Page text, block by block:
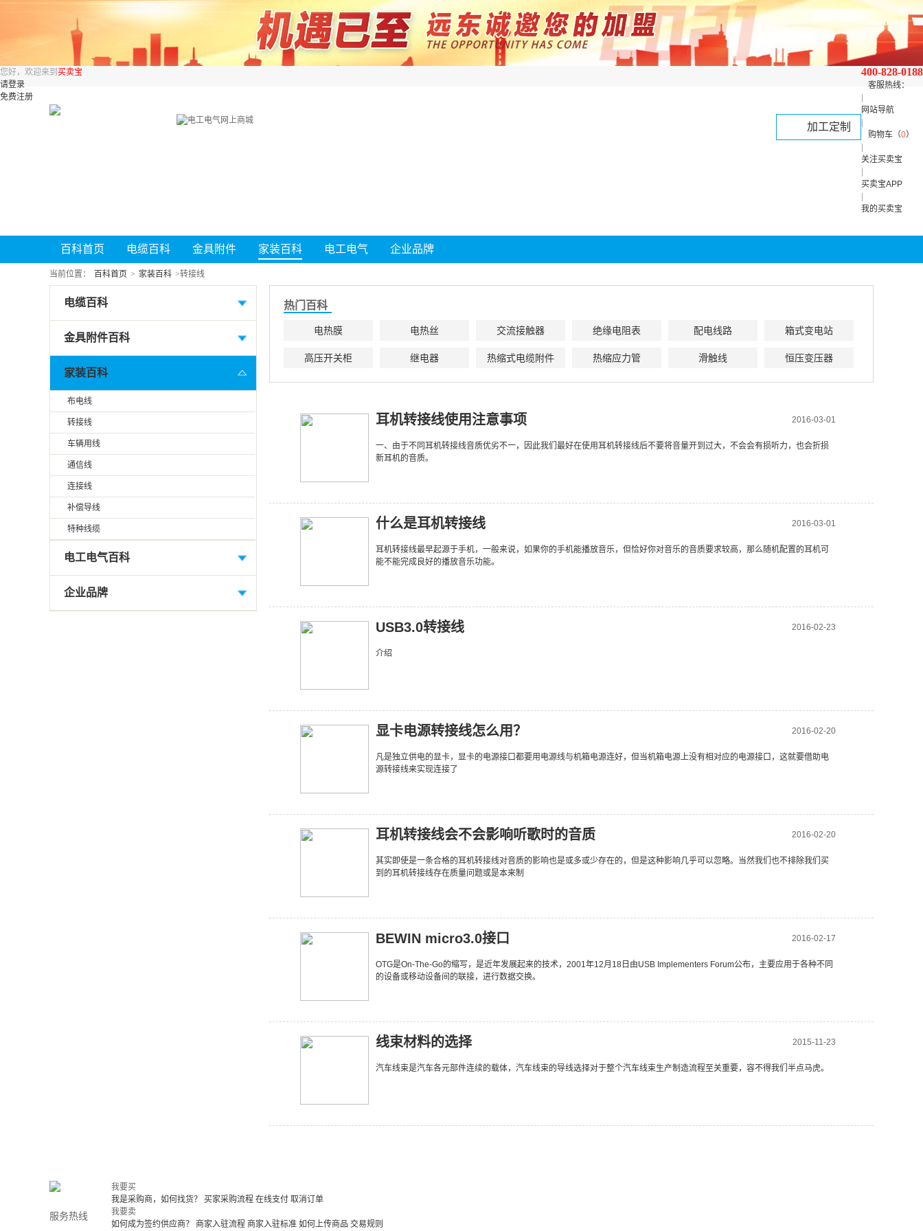
400-828-0188
客服热线：
网站导航
购物车（0）
关注买卖宝
买卖宝APP
我的买卖宝
您好，欢迎来到 买卖宝
请登录
免费注册
加工定制
百科首页 电缆百科 金具附件 家装百科 电工电气 企业品牌
当前位置： 百科首页 > 家装百科 >转接线
电缆百科
金具附件百科
家装百科
布电线
转接线
车辆用线
通信线
连接线
补偿导线
特种线缆
电工电气百科
企业品牌
热门百科
电热膜 电热丝 交流接触器 绝缘电阻表 配电线路 箱式变电站
高压开关柜 继电器 热缩式电缆附件 热缩应力管 滑触线 恒压变压器
耳机转接线使用注意事项 2016-03-01
一、由于不同耳机转接线音质优劣不一，因此我们最好在使用耳机转接线后不要将音量开到过大，不会会有损听力，也会折损
新耳机的音质。
什么是耳机转接线 2016-03-01
耳机转接线最早起源于手机，一般来说，如果你的手机能播放音乐，但恰好你对音乐的音质要求较高，那么随机配置的耳机可
能不能完成良好的播放音乐功能。
USB3.0转接线 2016-02-23
介绍
显卡电源转接线怎么用？ 2016-02-20
凡是独立供电的显卡，显卡的电源接口都要用电源线与机箱电源连好，但当机箱电源上没有相对应的电源接口，这就要借助电
源转接线来实现连接了
耳机转接线会不会影响听歌时的音质 2016-02-20
其实即使是一条合格的耳机转接线对音质的影响也是或多或少存在的，但是这种影响几乎可以忽略。当然我们也不排除我们买
到的耳机转接线存在质量问题或是本来制
BEWIN micro3.0接口 2016-02-17
OTG是On-The-Go的缩写，是近年发展起来的技术，2001年12月18日由USB Implementers Forum公布，主要应用于各种不同
的设备或移动设备间的联接，进行数据交换。
线束材料的选择 2015-11-23
汽车线束是汽车各元部件连续的载体，汽车线束的导线选择对于整个汽车线束生产制造流程至关重要，容不得我们半点马虎。
服务热线
我要买
我是采购商，如何找货？
买家采购流程 在线支付 取消订单
我要卖
如何成为签约供应商？
商家入驻流程 商家入驻标准 如何上传商品 交易规则